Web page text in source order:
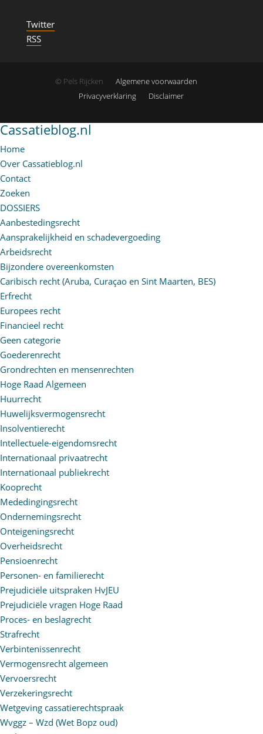
Twitter
RSS
© Pels Rijcken
Algemene voorwaarden
Privacyverklaring
Disclaimer
Cassatieblog.nl
Home
Over Cassatieblog.nl
Contact
Zoeken
DOSSIERS
Aanbestedingsrecht
Aansprakelijkheid en schadevergoeding
Arbeidsrecht
Bijzondere overeenkomsten
Caribisch recht (Aruba, Curaçao en Sint Maarten, BES)
Erfrecht
Europees recht
Financieel recht
Geen categorie
Goederenrecht
Grondrechten en mensenrechten
Hoge Raad Algemeen
Huurrecht
Huwelijksvermogensrecht
Insolventierecht
Intellectuele-eigendomsrecht
Internationaal privaatrecht
Internationaal publiekrecht
Kooprecht
Mededingingsrecht
Ondernemingsrecht
Onteigeningsrecht
Overheidsrecht
Pensioenrecht
Personen- en familierecht
Prejudiciële uitspraken HvJEU
Prejudiciële vragen Hoge Raad
Proces- en beslagrecht
Strafrecht
Verbintenissenrecht
Vermogensrecht algemeen
Vervoersrecht
Verzekeringsrecht
Wetgeving cassatierechtspraak
Wvggz – Wzd (Wet Bopz oud)